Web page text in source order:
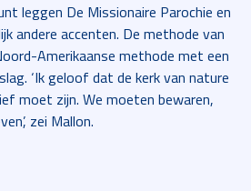
leggen De Missionaire Parochie en
andere accenten. De methode van
Amerikaanse methode met een
‘Ik geloof dat de kerk van nature
moet zijn. We moeten bewaren,
zei Mallon.